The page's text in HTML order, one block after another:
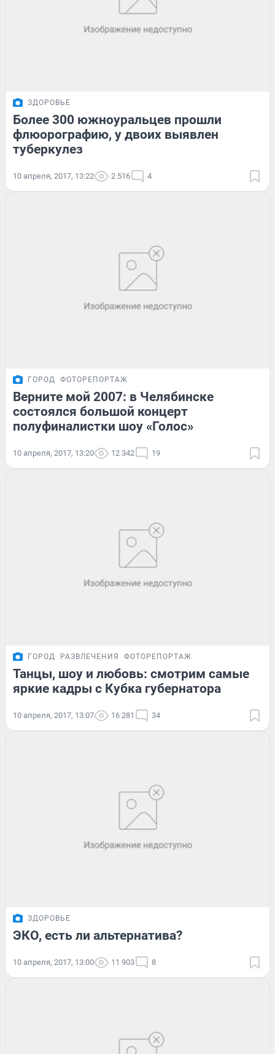
ЗДОРОВЬЕ
Более 300 южноуральцев прошли
флюорографию, у двоих выявлен
туберкулез
10 апреля, 2017, 13:22 2 516 4
ГОРОД ФОТОРЕПОРТАЖ
Верните мой 2007: в Челябинске
состоялся большой концерт
полуфиналистки шоу «Голос»
10 апреля, 2017, 13:20 12 342 19
ГОРОД РАЗВЛЕЧЕНИЯ ФОТОРЕПОРТАЖ
Танцы, шоу и любовь: смотрим самые
яркие кадры с Кубка губернатора
10 апреля, 2017, 13:07 16 281 34
ЗДОРОВЬЕ
ЭКО, есть ли альтернатива?
10 апреля, 2017, 13:00 11 903 8